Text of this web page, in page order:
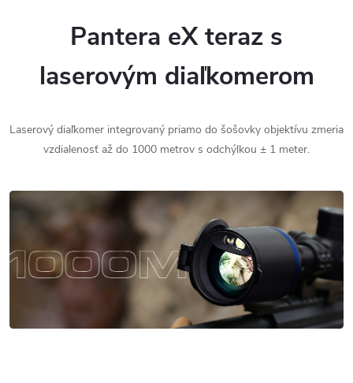
Pantera eX teraz s
laserovým diaľkomerom
Laserový diaľkomer integrovaný priamo do šošovky objektívu zmeria
vzdialenosť až do 1000 metrov s odchýlkou ± 1 meter.